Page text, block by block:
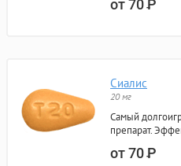
от 70Р
Сиалис
20 мг
Самый
препарат.
от 70Р